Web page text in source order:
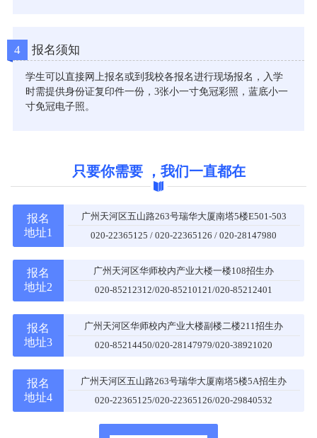
4 报名须知
学生可以直接网上报名或到我校各报名进行现场报名，入学
时需提供身份证复印件一份，3张小一寸免冠彩照，蓝底小一
寸免冠电子照。
只要你需要 ，我们一直都在
报名
地址1
广州天河区五山路263号瑞华大厦南塔5楼E501-503
020-22365125 / 020-22365126 / 020-28147980
报名
地址2
广州天河区华师校内产业大楼一楼108招生办
020-85212312/020-85210121/020-85212401
报名
地址3
广州天河区华师校内产业大楼副楼二楼211招生办
020-85214450/020-28147979/020-38921020
报名
地址4
广州天河区五山路263号瑞华大厦南塔5楼5A招生办
020-22365125/020-22365126/020-29840532